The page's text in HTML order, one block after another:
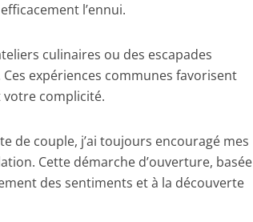
l’ennui.
culinaires ou des escapades
expériences communes favorisent
votre complicité.
de couple, j’ai toujours encouragé mes
Cette démarche d’ouverture, basée
des sentiments et à la découverte